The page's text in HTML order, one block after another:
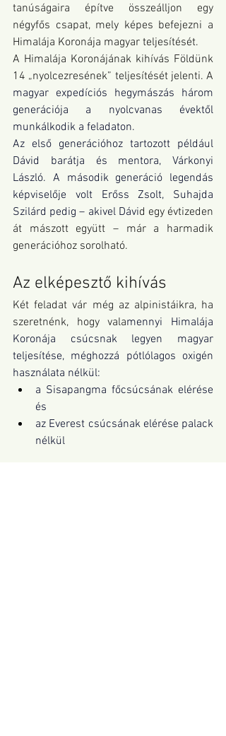
tanúságaira építve összeálljon egy
négyfős csapat, mely képes befejezni a
Himalája Koronája magyar teljesítését.
A Himalája Koronájának kihívás Földünk
magyar expedíciós hegymászás három
generációja a nyolcvanas évektől
munkálkodik a feladaton.
Az első generációhoz tartozott például
Dávid barátja és mentora, Várkonyi
László. A második generáció legendás
képviselője volt Erőss Zsolt, Suhajda
Szilárd pedig – akivel Dávid egy évtizeden
át mászott együtt – már a harmadik
generációhoz sorolható.
Az elképesztő kihívás
Két feladat vár még az alpinistáikra, ha
szeretnénk, hogy valamennyi Himalája
Koronája csúcsnak legyen magyar
teljesítése, méghozzá pótlólagos oxigén
használata nélkül:
a Sisapangma főcsúcsának elérése
és
az Everest csúcsának elérése palack
nélkül